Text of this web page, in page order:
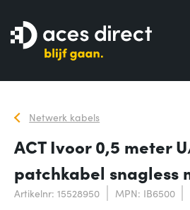
Netwerk kabels
ACT Ivoor 0,5 meter
patchkabel snagless
Artikelnr: 15528950 MPN: IB6500